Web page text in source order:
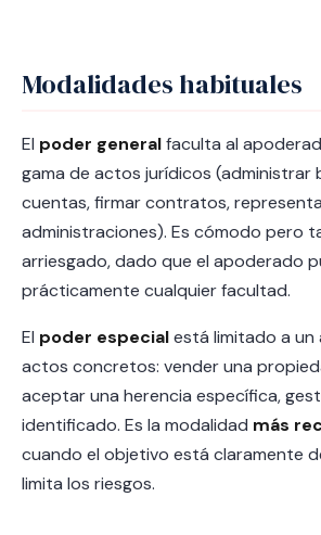
Modalidades habituales
El poder generalfaculta al
gama de actos jurídicos (administrar
cuentas, firmar contratos,
administraciones). Es cómodo pero
arriesgado, dado que el apoderado
prácticamente cualquier facultad.
El poder especialestá limitado a
actos concretos: vender una
aceptar una herencia específica,
identificado. Es la modalidad más
cuando el objetivo está claramente
limita los riesgos.